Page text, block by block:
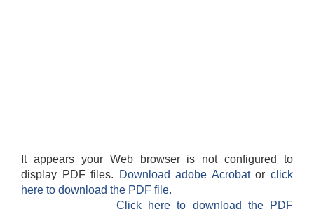
It appears your Web browser is not configured to
display PDF files.
Download adobe Acrobatorclick
here to download the PDF file.
Click here to download the PDF